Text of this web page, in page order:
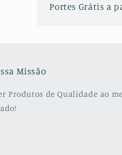
Portes Grátis a
Missão
Produtos de Qualidade ao